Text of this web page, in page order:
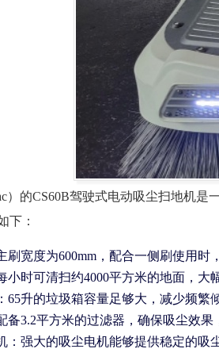
）的CS60B驾驶式电动吸尘扫地机
下：
刷宽度为600mm，配合一侧刷使用时
小时可清扫约4000平方米的地面，大
65升的垃圾箱容量足够大，减少频繁
备3.2平方米的过滤器，确保吸尘效果
：强大的吸尘电机能够提供稳定的吸